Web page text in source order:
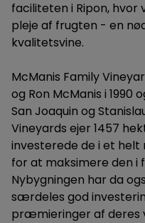
faciliteten i Ripon,
pleje af frugten - en
kvalitetsvine.
McManis Family
og Ron McManis i 1990
San Joaquin og
Vineyards ejer 1457
investerede de i et
for at maksimere den i
Nybygningen har da
særdeles god
præmieringer af deres